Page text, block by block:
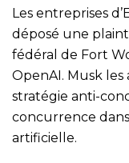
Les entreprises
déposé une
fédéral de Fort
OpenAI. Musk les
stratégie anti-
concurrence
artificielle.